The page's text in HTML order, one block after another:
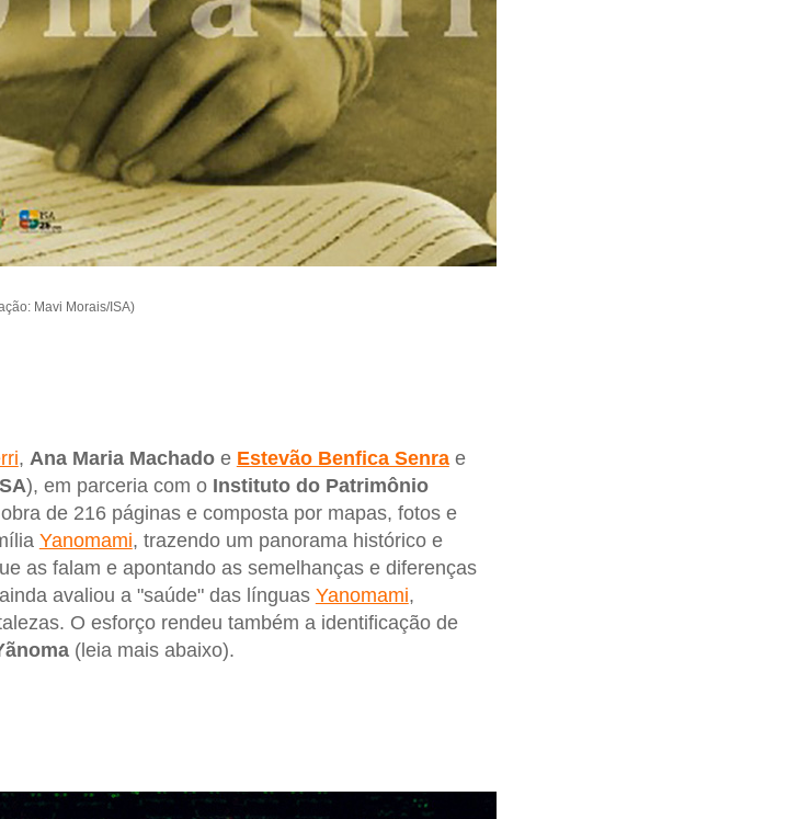
Mavi Morais/ISA)
, Ana Maria Machado e Estevão Benfica Senrae
), em parceria com o Instituto do Patrimônio
de 216 páginas e composta por mapas, fotos e
Yanomami, trazendo um panorama histórico e
as falam e apontando as semelhanças e diferenças
avaliou a "saúde" das línguas Yanomami,
O esforço rendeu também a identificação de
(leia mais abaixo).